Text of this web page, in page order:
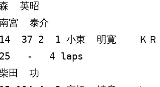
英昭
宮  泰介
14  37 2  1 小東  明寛    ＫＲ
25   -   4 laps
柴田  功